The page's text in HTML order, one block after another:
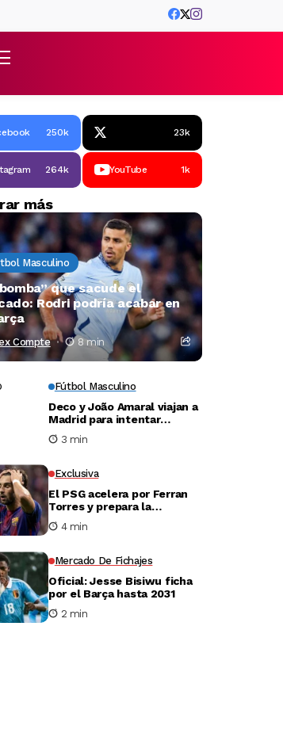
El Barça cierra la venta de Jofre Torrents al Ajax
250k 23k
264k YouTube 1k
más
Masculino
que sacude el
Rodri podría acabar en
Compte 8 min
Fútbol Masculino
Deco y João Amaral viajan a
Madrid para intentar
desbloquear el fichaje de
Julián Álvarez
3 min
Exclusiva
El PSG acelera por Ferran
Torres y prepara la
negociación con el Barça
4 min
Mercado De Fichajes
Oficial: Jesse Bisiwu ficha
por el Barça hasta 2031
2 min